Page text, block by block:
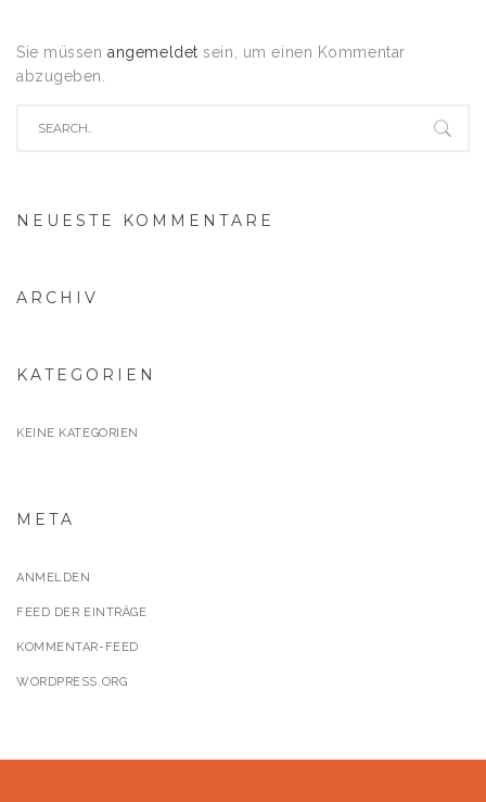
Sie müssenangemeldet sein, um einen Kommentar
abzugeben.
NEUESTE KOMMENTARE
ARCHIV
KATEGORIEN
KEINE KATEGORIEN
META
ANMELDEN
FEED DER EINTRÄGE
KOMMENTAR-FEED
WORDPRESS.ORG